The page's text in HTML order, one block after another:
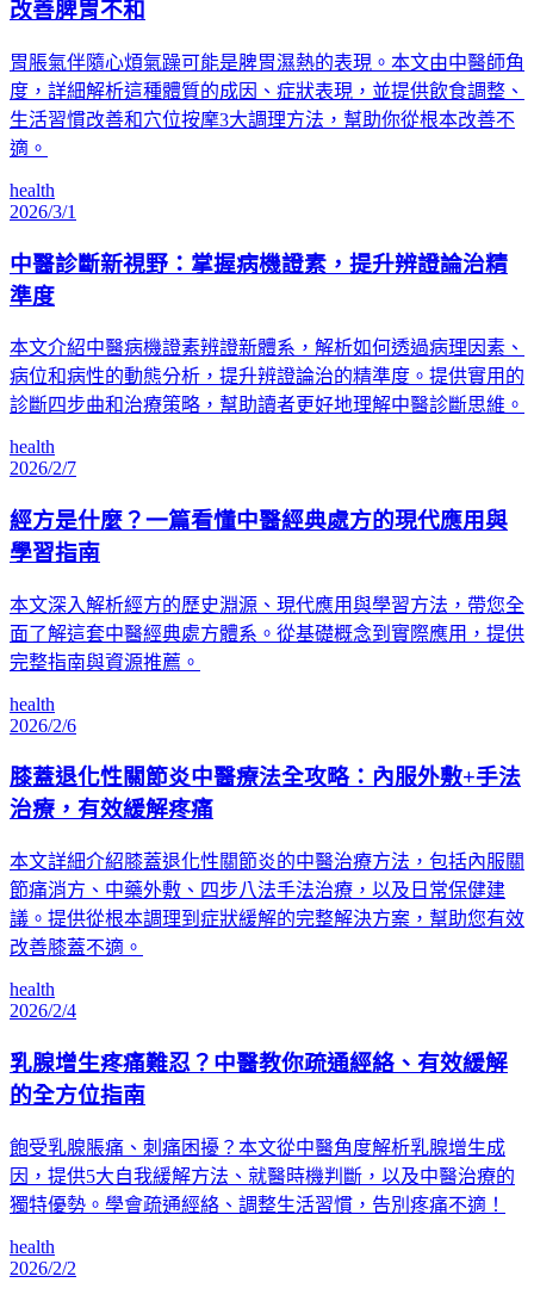
改善脾胃不和
胃脹氣伴隨心煩氣躁可能是脾胃濕熱的表現。本文由中醫師角
度，詳細解析這種體質的成因、症狀表現，並提供飲食調整、
生活習慣改善和穴位按摩3大調理方法，幫助你從根本改善不
適。
health
2026/3/1
中醫診斷新視野：掌握病機證素，提升辨證論治精
準度
本文介紹中醫病機證素辨證新體系，解析如何透過病理因素、
病位和病性的動態分析，提升辨證論治的精準度。提供實用的
診斷四步曲和治療策略，幫助讀者更好地理解中醫診斷思維。
health
2026/2/7
經方是什麼？一篇看懂中醫經典處方的現代應用與
學習指南
本文深入解析經方的歷史淵源、現代應用與學習方法，帶您全
面了解這套中醫經典處方體系。從基礎概念到實際應用，提供
完整指南與資源推薦。
health
2026/2/6
膝蓋退化性關節炎中醫療法全攻略：內服外敷+手法
治療，有效緩解疼痛
本文詳細介紹膝蓋退化性關節炎的中醫治療方法，包括內服關
節痛消方、中藥外敷、四步八法手法治療，以及日常保健建
議。提供從根本調理到症狀緩解的完整解決方案，幫助您有效
改善膝蓋不適。
health
2026/2/4
乳腺增生疼痛難忍？中醫教你疏通經絡、有效緩解
的全方位指南
飽受乳腺脹痛、刺痛困擾？本文從中醫角度解析乳腺增生成
因，提供5大自我緩解方法、就醫時機判斷，以及中醫治療的
獨特優勢。學會疏通經絡、調整生活習慣，告別疼痛不適！
health
2026/2/2